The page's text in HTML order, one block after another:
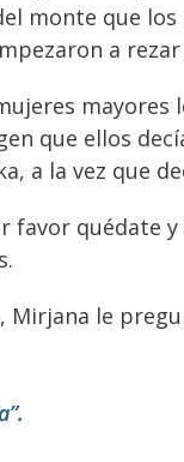
monte que
a
mayores
que ellos
a la vez que
quédate
Mirjana le